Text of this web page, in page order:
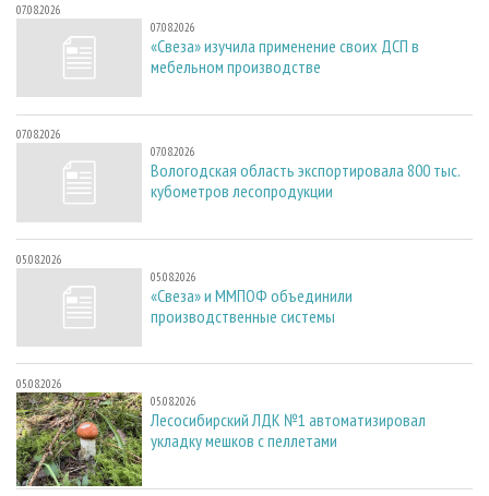
07.08.2026
07.08.2026
«Свеза» изучила применение своих ДСП в
мебельном производстве
07.08.2026
07.08.2026
Вологодская область экспортировала 800 тыс.
кубометров лесопродукции
05.08.2026
05.08.2026
«Свеза» и ММПОФ объединили
производственные системы
05.08.2026
05.08.2026
Лесосибирский ЛДК №1 автоматизировал
укладку мешков с пеллетами